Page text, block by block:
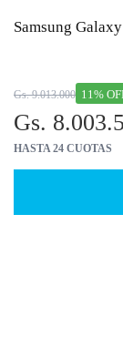
Samsung
11%
Gs. 9.013.000
Gs.
HASTA 24 CUOTAS